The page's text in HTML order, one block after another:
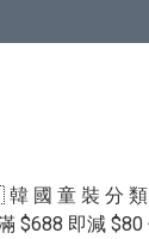
國 童 裝 分 類
$688 即減 $80